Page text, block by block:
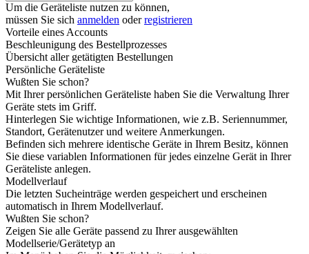
Um die Geräteliste nutzen zu können,
müssen Sie sich anmelden oderregistrieren
Vorteile eines Accounts
Beschleunigung des Bestellprozesses
Übersicht aller getätigten Bestellungen
Persönliche Geräteliste
Wußten Sie schon?
Mit Ihrer persönlichen Geräteliste haben Sie die Verwaltung Ihrer
Geräte stets im Griff.
Hinterlegen Sie wichtige Informationen, wie z.B. Seriennummer,
Standort, Gerätenutzer und weitere Anmerkungen.
Befinden sich mehrere identische Geräte in Ihrem Besitz, können
Sie diese variablen Informationen für jedes einzelne Gerät in Ihrer
Geräteliste anlegen.
Modellverlauf
Die letzten Sucheinträge werden gespeichert und erscheinen
automatisch in Ihrem Modellverlauf.
Wußten Sie schon?
Zeigen Sie alle Geräte passend zu Ihrer ausgewählten
Modellserie/Gerätetyp an